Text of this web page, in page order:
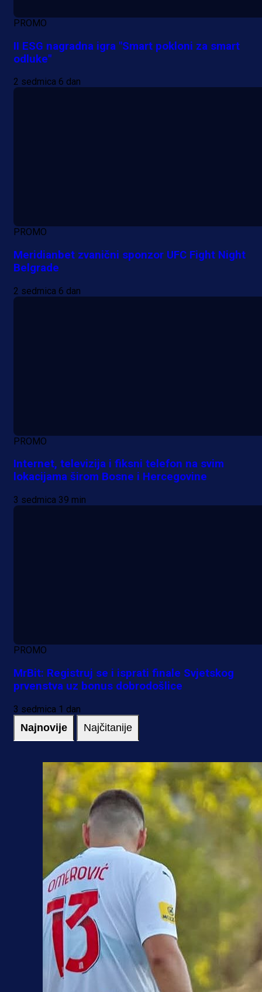
PROMO
II ESG nagradna igra "Smart pokloni za smart
odluke"
2 sedmica 6 dan
PROMO
Meridianbet zvanični sponzor UFC Fight Night
Belgrade
2 sedmica 6 dan
PROMO
Internet, televizija i fiksni telefon na svim
lokacijama širom Bosne i Hercegovine
3 sedmica 39 min
PROMO
MrBit: Registruj se i isprati finale Svjetskog
prvenstva uz bonus dobrodošlice
3 sedmica 1 dan
Najnovije Najčitanije